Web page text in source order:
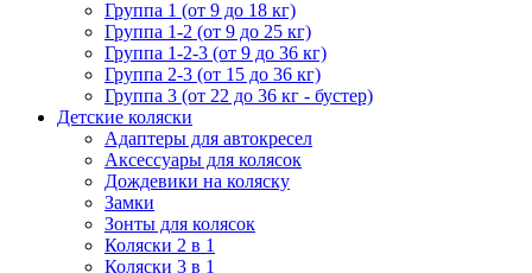
Группа 1 (от 9 до 18 кг)
Группа 1-2 (от 9 до 25 кг)
Группа 1-2-3 (от 9 до 36 кг)
Группа 2-3 (от 15 до 36 кг)
Группа 3 (от 22 до 36 кг - бустер)
Детские коляски
Адаптеры для автокресел
Аксессуары для колясок
Дождевики на коляску
Замки
Зонты для колясок
Коляски 2 в 1
Коляски 3 в 1